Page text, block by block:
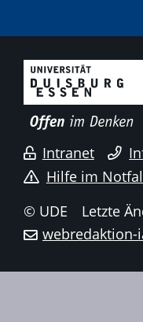
Intranet
Hilfe im
© UDE
Letzte
webredaktion-